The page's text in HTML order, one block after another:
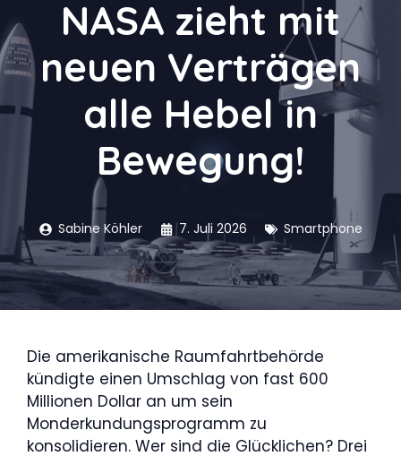
NASA zieht mit
neuen Verträgen
alle Hebel in
Bewegung!
Sabine Köhler 7. Juli 2026 Smartphone
Die amerikanische Raumfahrtbehörde
kündigte einen Umschlag von fast 600
Millionen Dollar an um sein
Monderkundungsprogramm zu
konsolidieren. Wer sind die Glücklichen? Drei